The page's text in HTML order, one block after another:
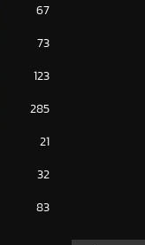
67
73
123
285
21
32
83